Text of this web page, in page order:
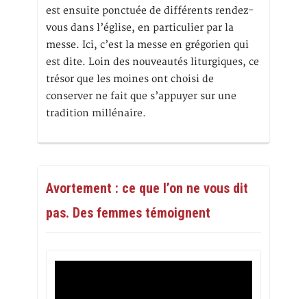
est ensuite ponctuée de différents rendez-
vous dans l’église, en particulier par la
messe. Ici, c’est la messe en grégorien qui
est dite. Loin des nouveautés liturgiques, ce
trésor que les moines ont choisi de
conserver ne fait que s’appuyer sur une
tradition millénaire.
Avortement : ce que l’on ne vous dit
pas. Des femmes témoignent